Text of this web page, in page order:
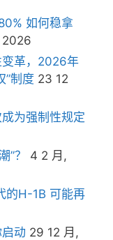
如何稳拿
2026
变革，2026年
”制度 23 12
为强制性规定
”？
4 2 月,
H-1B 可能再
动 29 12 月,